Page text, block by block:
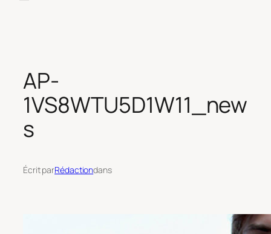
AP-
1VS8WTU5D1W11_new
s
Écrit parRédactiondans